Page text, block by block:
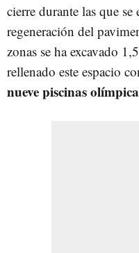
cierre durante las que
regeneración del
zonas se ha excavado
rellenado este espacio
nueve piscinas